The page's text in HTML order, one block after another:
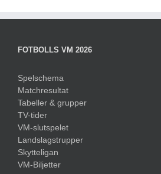
FOTBOLLS VM 2026
Spelschema
Matchresultat
Tabeller & grupper
TV-tider
VM-slutspelet
Landslagstrupper
Skytteligan
VM-Biljetter